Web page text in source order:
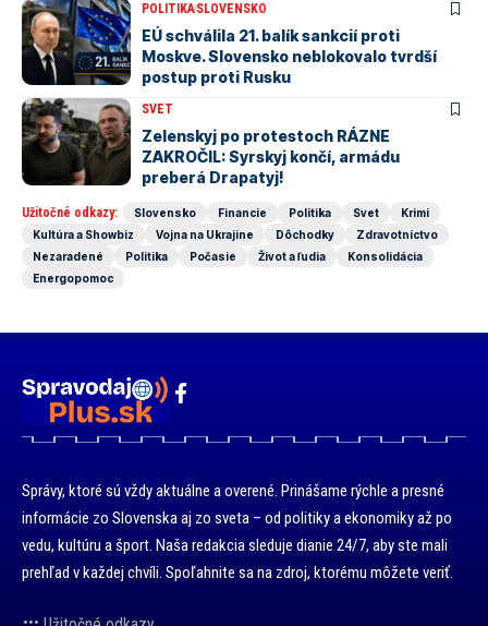
POLITIKASLOVENSKO
EÚ schválila 21. balík sankcií proti
Moskve. Slovensko neblokovalo tvrdší
postup proti Rusku
SVET
Zelenskyj po protestoch RÁZNE
ZAKROČIL: Syrskyj končí, armádu
preberá Drapatyj!
Užitočné odkazy: Slovensko Financie Politika Svet
Krimi
Kultúra a Showbiz
Vojna na Ukrajine Dôchodky
Zdravotníctvo
Nezaradené
Politika Počasie Život a ľudia
Konsolidácia
Energopomoc
Správy, ktoré sú vždy aktuálne a overené. Prinášame rýchle a presné
informácie zo Slovenska aj zo sveta – od politiky a ekonomiky až po
vedu, kultúru a šport. Naša redakcia sleduje dianie 24/7, aby ste mali
prehľad v každej chvíli. Spoľahnite sa na zdroj, ktorému môžete veriť.